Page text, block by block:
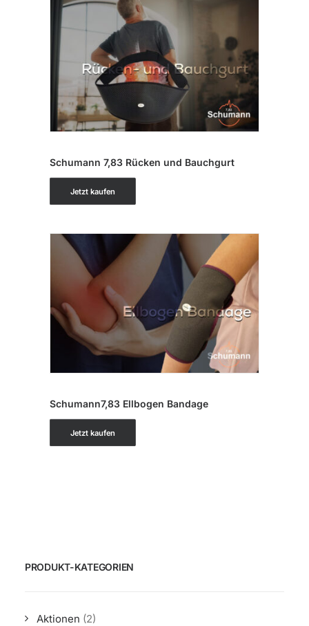
Schumann 7,83 Rücken und Bauchgurt
Jetzt kaufen
Schumann7,83 Ellbogen Bandage
Jetzt kaufen
PRODUKT-KATEGORIEN
Aktionen (2)